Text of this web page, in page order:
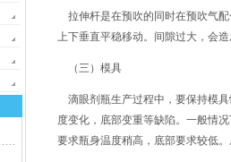
拉伸杆是在预吹的同时在预吹气
上下垂直平稳移动。间隙过大，会
（三）模具
滴眼剂瓶生产过程中，要保持模
度变化，底部变重等缺陷。一般情
要求瓶身温度稍高，底部要求较低